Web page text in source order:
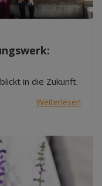
in die Zukunft.
Weiterlesen